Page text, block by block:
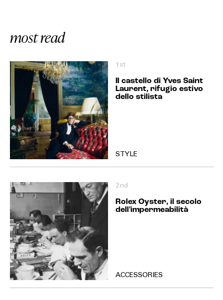
most read
1st
Il castello di Yves Saint
Laurent, rifugio estivo
dello stilista
STYLE
2nd
Rolex Oyster, il secolo
dell'impermeabilità
ACCESSORIES